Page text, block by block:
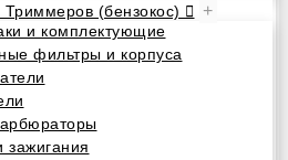
Триммеров (бензокос)
+
и комплектующие
фильтры и корпуса
зажигания